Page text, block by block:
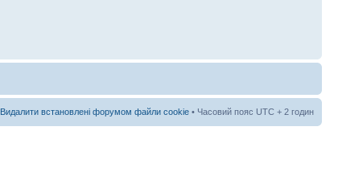
Видалити встановлені форумом файли cookie • Часовий пояс UTC + 2 годин